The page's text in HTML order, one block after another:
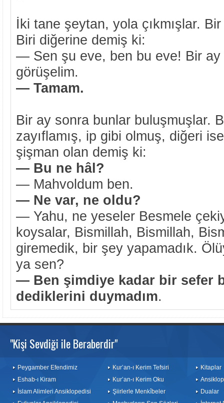
İki tane şeytan, yola çıkmışlar.
Biri diğerine demiş ki:
— Sen şu eve, ben bu eve! Bir ay
görüşelim.
— Tamam.
Bir ay sonra bunlar buluşmuşlar.
zayıflamış, ip gibi olmuş, diğeri
şişman olan demiş ki:
— Bu ne hâl?
— Mahvoldum ben.
— Ne var, ne oldu?
— Yahu, ne yeseler Besmele
koysalar, Bismillah, Bismillah,
giremedik, bir şey yapamadık.
ya sen?
— Ben şimdiye kadar bir sefer
dediklerini duymadım.
"Kişi Sevdiği ile Beraberdir"
Peygamber Efendimiz
Eshab-ı Kiram
İslam Alimleri Ansiklopedisi
Kur’an-ı Kerim Tefsiri
Kur’an-ı Kerim Oku
Şiirlerle Menkîbeler
Kitaplar
Dualar